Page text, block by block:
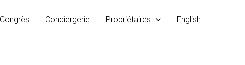
Congrès Conciergerie Propriétaires English